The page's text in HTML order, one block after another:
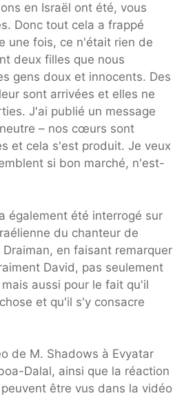
en Israël ont été, vous
Donc tout cela a frappé
une fois, ce n'était rien de
deux filles que nous
gens doux et innocents. Des
sont arrivées et elles ne
J'ai publié un message
– nos cœurs sont
et cela s'est produit. Je veux
si bon marché, n'est-
également été interrogé sur
du chanteur de
en faisant remarquer
David, pas seulement
aussi pour le fait qu'il
et qu'il s'y consacre
de M. Shadows à Evyatar
Dalal, ainsi que la réaction
être vus dans la vidéo